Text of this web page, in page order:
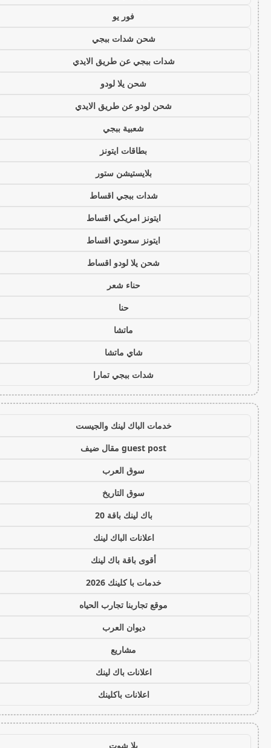
فور يو
شحن شدات ببجي
شدات ببجي عن طريق الايدي
شحن يلا لودو
شحن لودو عن طريق الايدي
شعبية ببجي
بطاقات ايتونز
بلايستيشن ستور
شدات ببجي اقساط
ايتونز امريكي اقساط
ايتونز سعودي اقساط
شحن يلا لودو اقساط
حناء شعر
حنا
ماتشا
شاي ماتشا
شدات ببجي تمارا
خدمات الباك لينك والجيست
guest post مقال ضيف
سوق العرب
سوق التاريخ
باك لينك باقة 20
اعلانات الباك لينك
أقوى باقة باك لينك
خدمات با كلينك 2026
موقع تجاربنا تجارب الحياه
ديوان العرب
مشاريع
اعلانات باك لينك
اعلانات باكلينك
يلا شوت